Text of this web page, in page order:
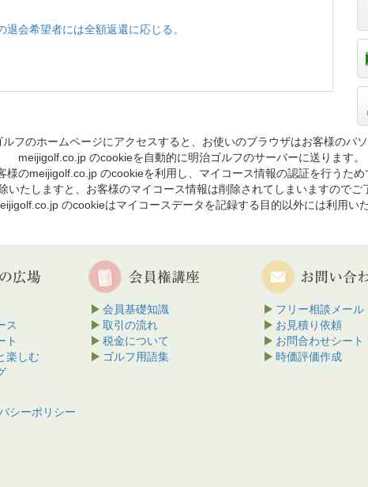
会希望者には全額返還に応じる。
ルフのホームページにアクセスすると、お使いのブラウザはお客様のパ
meijigolf.co.jp のcookieを自動的に明治ゴルフのサーバーに送ります。
様のmeijigolf.co.jp のcookieを利用し、マイコース情報の認証を行うため
いたしますと、お客様のマイコース情報は削除されてしまいますのでご
のcookieはマイコースデータを記録する目的以外には利用い
ス
ト
楽しむ
会員基礎知識
取引の流れ
税金について
ゴルフ用語集
フリー相談メール
お見積り依頼
お問合わせシート
時価評価作成
シーポリシー